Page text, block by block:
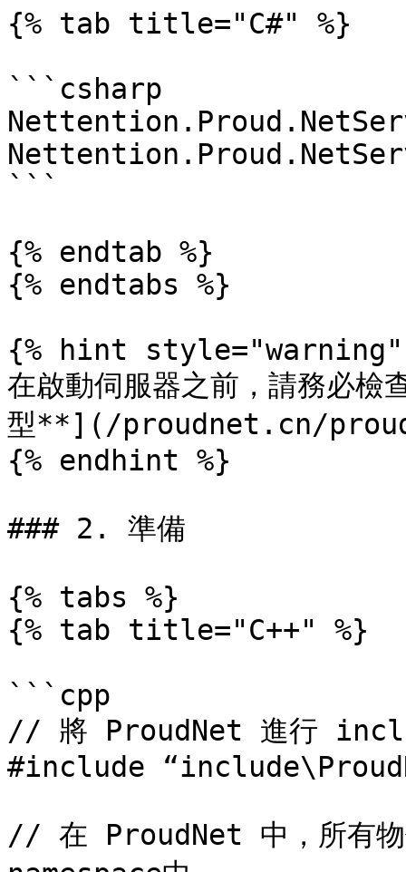
{% tab title="C#" %}
```csharp
```
{% endtab %}
{% endtabs %}
{% hint style="warning"
在啟動伺服器之前，請務必檢
型**](/proudnet.cn/
{% endhint %}
### 2. 準備
{% tabs %}
{% tab title="C++" %}
```cpp
// 將 ProudNet 進行
#include
// 在 ProudNet 中，所有物